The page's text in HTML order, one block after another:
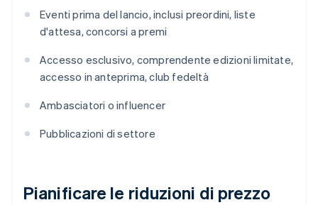
Eventi prima del lancio, inclusi preordini, liste
d'attesa, concorsi a premi
Accesso esclusivo, comprendente edizioni limitate,
accesso in anteprima, club fedeltà
Ambasciatori o influencer
Pubblicazioni di settore
Pianificare le riduzioni di prezzo